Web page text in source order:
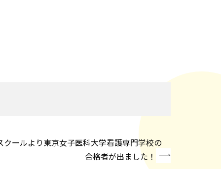
クールより東京女子医科大学看護専門学校の
合格者が出ました！ »